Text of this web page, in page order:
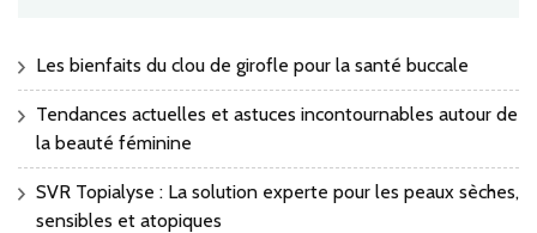
Les bienfaits du clou de girofle pour la santé buccale
Tendances actuelles et astuces incontournables autour de
la beauté féminine
SVR Topialyse : La solution experte pour les peaux sèches,
sensibles et atopiques